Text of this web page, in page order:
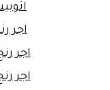
اجر
اجر
اجر